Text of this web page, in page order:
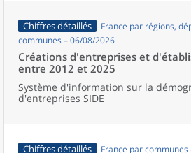
Chiffres détaillés
France par régions,
communes – 06/08/2026
Créations d'entreprises et
entre 2012 et 2025
Système d'information sur la
d'entreprises SIDE
Chiffres détaillés France par